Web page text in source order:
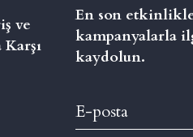
ve
Karşı
En son
kampanyalarla
kaydolun.